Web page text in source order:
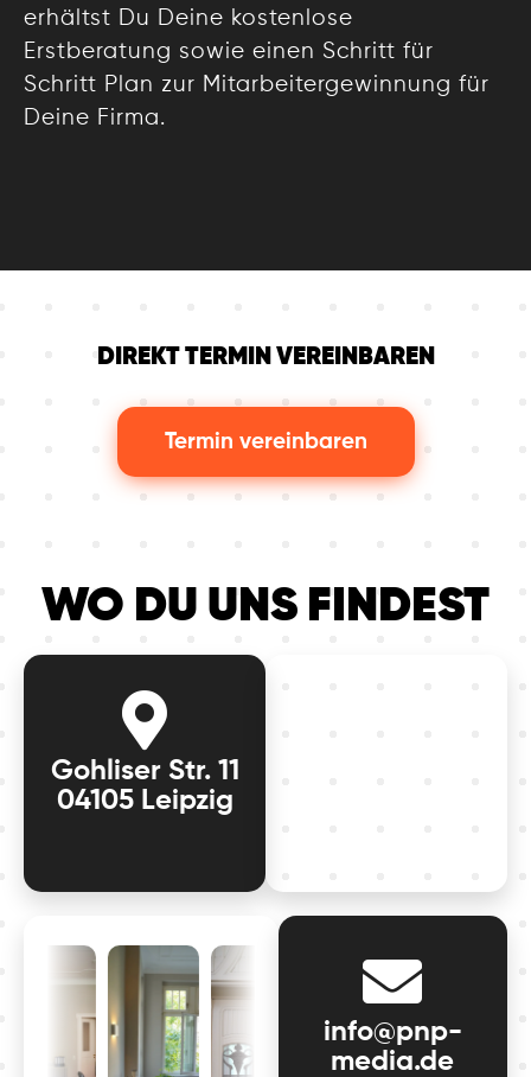
erhältst Du Deine kostenlose
Erstberatung sowie einen Schritt für
Schritt Plan zur Mitarbeitergewinnung für
Deine Firma.
DIREKT TERMIN VEREINBAREN
Termin vereinbaren
WO DU UNS FINDEST
Gohliser Str. 11
04105 Leipzig
info@pnp-
media.de